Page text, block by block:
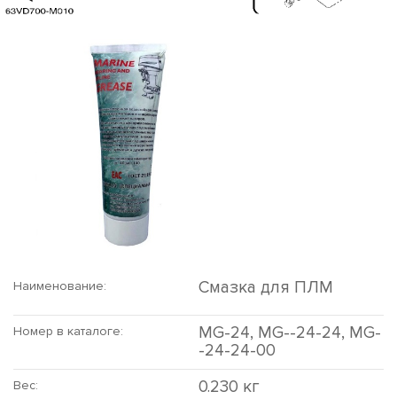
Наименование: Смазка для ПЛМ
Номер в каталоге:
MG-24, MG--24-24, MG-
-24-24-00
Вес: 0.230 кг